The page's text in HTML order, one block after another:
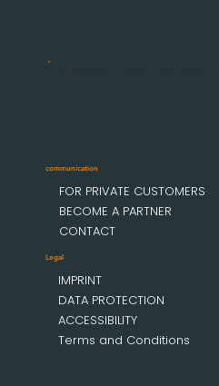
communication
FOR PRIVATE CUSTOMERS
BECOME A PARTNER
CONTACT
Legal
IMPRINT
DATA PROTECTION
ACCESSIBILITY
Terms and Conditions